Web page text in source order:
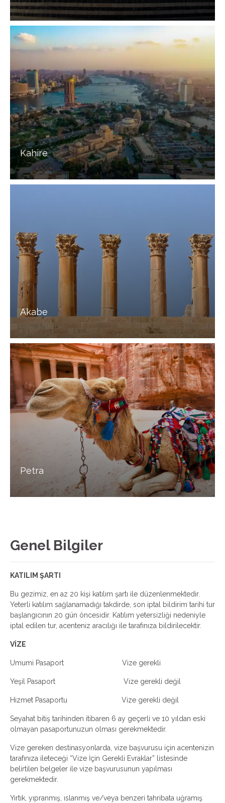
Kahire
Akabe
Petra
Genel Bilgiler
KATILIM ŞARTI
Bu gezimiz, en az 20 kişi katılım şartı ile düzenlenmektedir.
Yeterli katılım sağlanamadığı takdirde, son iptal bildirim tarihi tur
başlangıcının 20 gün öncesidir. Katılım yetersizliği nedeniyle
iptal edilen tur, acenteniz aracılığı ile tarafınıza bildirilecektir.
VİZE
Umumi Pasaport Vize gerekli
Yeşil Pasaport Vize gerekli değil
Hizmet Pasaportu Vize gerekli değil
Seyahat bitiş tarihinden itibaren 6 ay geçerli ve 10 yıldan eski
olmayan pasaportunuzun olması gerekmektedir.
Vize gereken destinasyonlarda, vize başvurusu için acentenizin
tarafınıza ileteceği “Vize İçin Gerekli Evraklar” listesinde
belirtilen belgeler ile vize başvurusunun yapılması
gerekmektedir.
Yırtık, yıpranmış, ıslanmış ve/veya benzeri tahribata uğramış